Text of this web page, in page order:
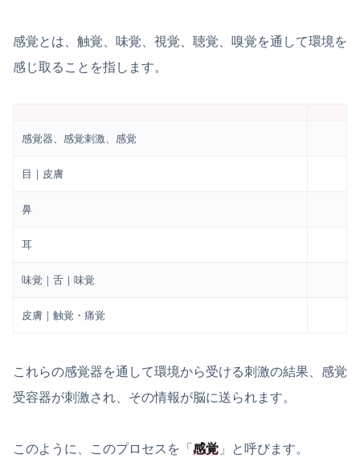
感覚とは、触覚、味覚、視覚、聴覚、嗅覚を通して環境を
感じ取ることを指します。
感覚器、感覚刺激、感覚
目｜皮膚
鼻
耳
味覚｜舌｜味覚
皮膚｜触覚・痛覚
これらの感覚器を通して環境から受ける刺激の結果、感覚
受容器が刺激され、その情報が脳に送られます。
このように、このプロセスを「 感覚 」と呼びます。